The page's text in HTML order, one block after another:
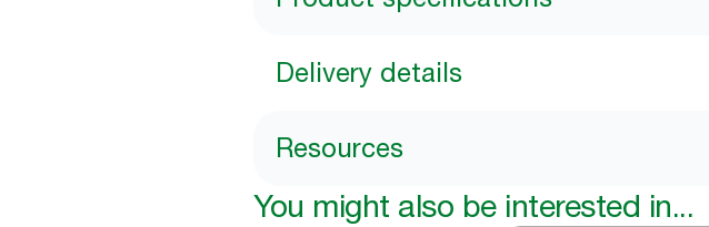
Delivery details
Resources
You might also be interested in...